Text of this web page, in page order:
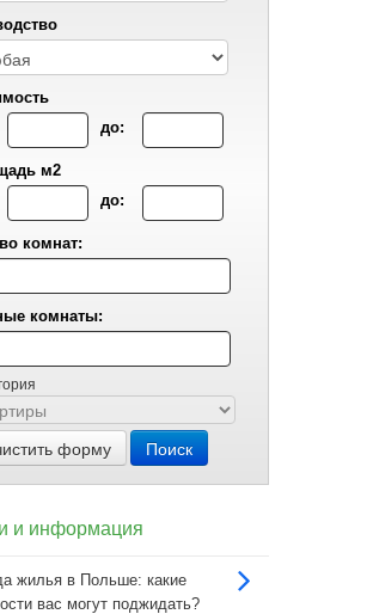
до:
м2
до:
комнат:
комнаты:
форму Поиск
и информация
жилья в Польше: какие
вас могут поджидать?